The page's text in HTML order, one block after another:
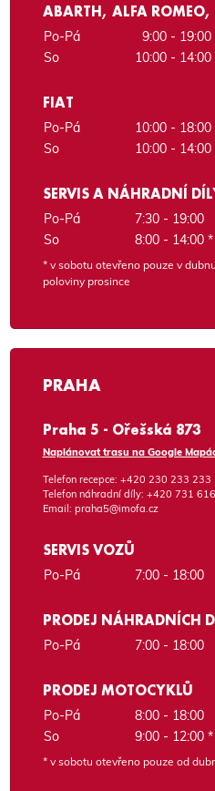
ABARTH, ALFA ROMEO,
Po-Pá
9:00 - 19:00
So
10:00 - 14:00
FIAT
Po-Pá
10:00 - 18:00
So
10:00 - 14:00
SERVIS A NÁHRADNÍ
Po-Pá
7:30 - 19:00
So
8:00 - 14:00 *
* v sobotu otevřeno pouze v
poloviny prosince
PRAHA
Praha 5 - Ořešská 873
Naplánovat trasu na Google
Telefon recepce: +420 230 233 233
Telefon náhradní díly: +420 731
Email: praha5@imofa.cz
SERVIS VOZŮ
Po-Pá 7:00 - 18:00
PRODEJ NÁHRADNÍCH
Po-Pá 7:00 - 18:00
PRODEJ MOTOCYKLŮ
Po-Pá
8:00 - 18:00
So
9:00 - 12:00 *
* v sobotu otevřeno pouze od